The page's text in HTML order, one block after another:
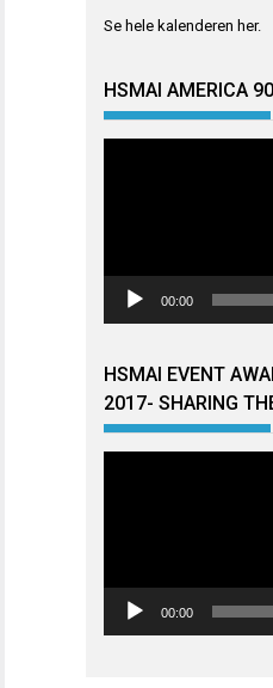
Se hele kalenderen her.
HSMAI AMERICA
00:00
HSMAI EVENT
2017- SHARING
00:00